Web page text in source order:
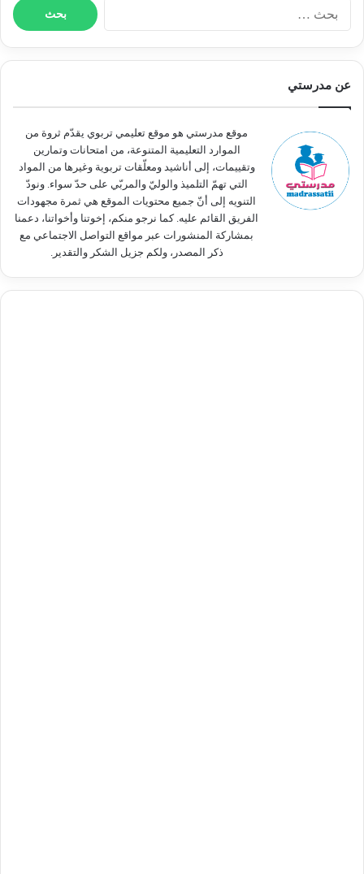
ن
عن مدرستي
موقع مدرستي هو موقع تعليمي تربوي يقدّم ثروة من
الموارد التعليمية المتنوعة، من امتحانات وتمارين
وتقييمات، إلى أناشيد ومعلّقات تربوية وغيرها من المواد
التي تهمّ التلميذ والوليّ والمربّي على حدّ سواء. ونودّ
التنويه إلى أنّ جميع محتويات الموقع هي ثمرة مجهودات
الفريق القائم عليه. كما نرجو منكم، إخوتنا وأخواتنا، دعمنا
بمشاركة المنشورات عبر مواقع التواصل الاجتماعي مع
ذكر المصدر، ولكم جزيل الشكر والتقدير.